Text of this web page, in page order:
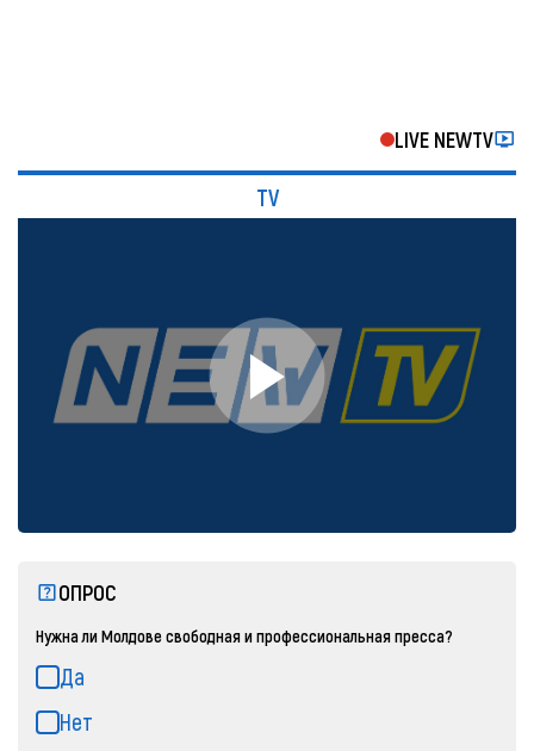
LIVE NEWTV
TV
ОПРОС
Нужна ли Молдове свободная и профессиональная пресса?
Да
Нет